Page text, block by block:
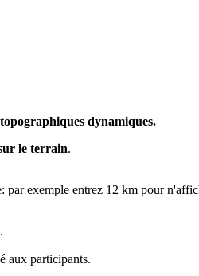
dynamiques.
le terrain.
exemple entrez 12 km pour
.
aux participants.